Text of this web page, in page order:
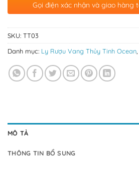
Gọi điện xác nhận và giao hàng
SKU: TT03
Danh mục: Ly Rượu Vang Thủy Tinh Ocean,
MÔ TẢ
THÔNG TIN BỔ SUNG